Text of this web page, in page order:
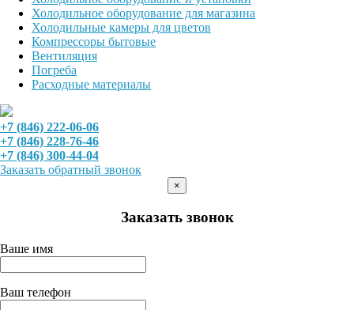
Холодильное оборудование для магазина
Холодильные камеры для цветов
Компрессоры бытовые
Вентиляция
Погреба
Расходные материалы
+7 (846) 222-06-06
+7 (846) 228-76-46
+7 (846) 300-44-04
Заказать обратный звонок
×
Заказать звонок
Ваше имя
Ваш телефон